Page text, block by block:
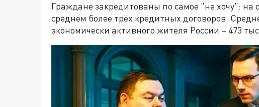
Граждане закредитованы по самое "не хочу": на
среднем более трёх кредитных договоров.
экономически активного жителя России – 473